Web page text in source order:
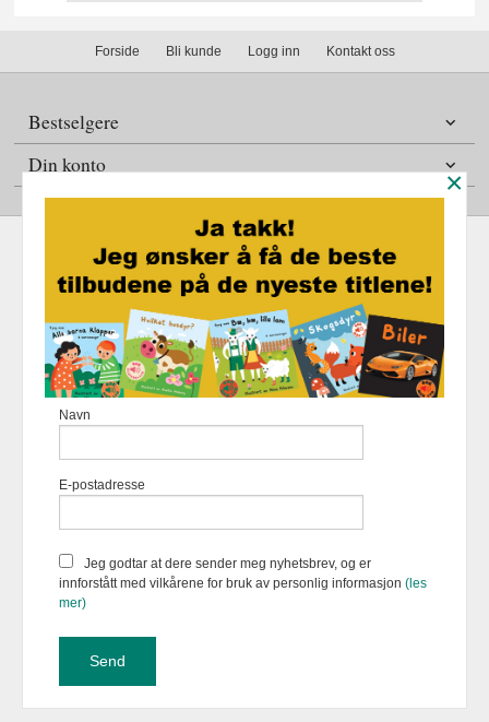
Forside Bli kunde Logg inn Kontakt oss
Bestselgere
Din konto
Kjøpsbetingelser Sikkerhet og personvern
Nyhetsbrev
Foretaksregisteret 883 957 652
du får en bedre kjøpsopplevelse og
bruker cookies hovedsaklig til å
hva du har puttet i handlekurven
din. Fortsett å bruke siden som
mer
×
Navn
E-postadresse
Jeg godtar at dere sender meg nyhetsbrev, og er
innforstått med vilkårene for bruk av personlig informasjon(les
mer)